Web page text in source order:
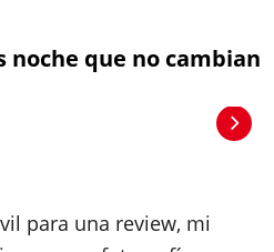
noche que no cambian
para una review, mi